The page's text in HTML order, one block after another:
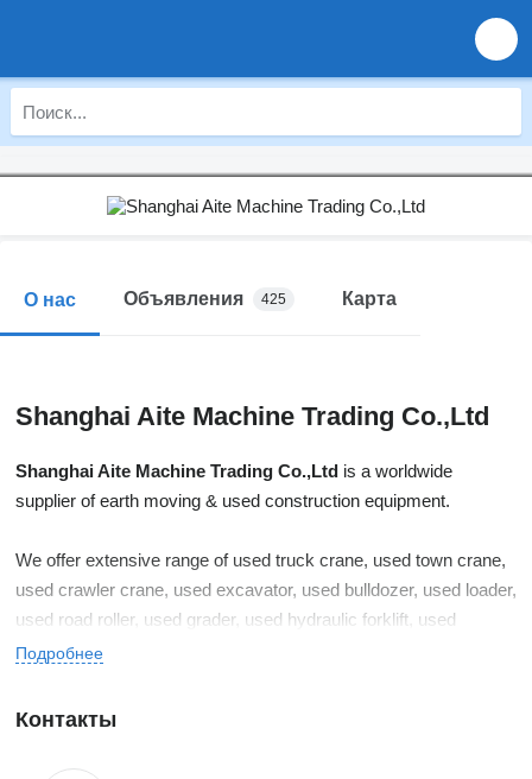
О нас Объявления 425 Карта
Shanghai Aite Machine Trading Co.,Ltd
Shanghai Aite Machine Trading Co.,Ltd is a worldwide
supplier of earth moving & used construction equipment.
We offer extensive range of used truck crane, used town crane,
used crawler crane, used excavator, used bulldozer, used loader,
used road roller, used grader, used hydraulic forklift, used
engineering machines, etc. Our brands are CATERPILLAR,
DIESEL, JCB, CASE, etc. As a professional exporter of used
experience for construction machinery in China.
Подробнее
Контакты